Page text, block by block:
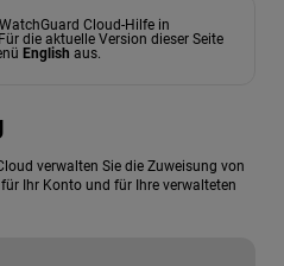
Cloud-Hilfe in
die aktuelle Version dieser Seite
English aus.
verwalten Sie die Zuweisung von
Ihr Konto und für Ihre verwalteten